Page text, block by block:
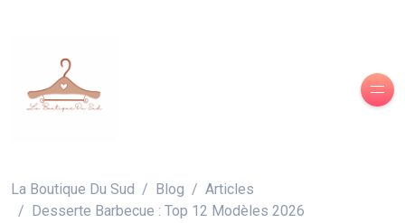
La Boutique Du Sud Blog
Articles
Desserte Barbecue : Top 12 Modèles 2026